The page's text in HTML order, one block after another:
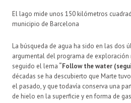
El lago mide unos 150 kilómetros
municipio de Barcelona
La búsqueda de agua ha sido en las dos
argumental del programa de exploración
seguido el lema “Follow the water
décadas se ha descubierto que Marte
el pasado, y que todavía conserva una
de hielo en la superficie y en forma de